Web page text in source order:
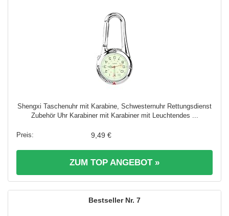
Shengxi Taschenuhr mit Karabine, Schwesternuhr Rettungsdienst
Zubehör Uhr Karabiner mit Karabiner mit Leuchtendes ...
9,49 €
ZUM TOP ANGEBOT »
7